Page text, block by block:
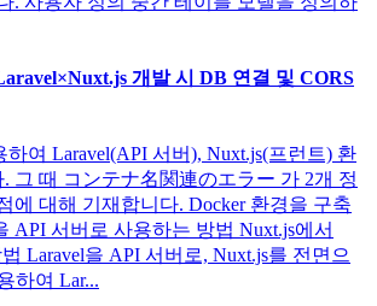
개발 시 DB 연결 및 CORS
하여 Laravel(API 서버), Nuxt.js(프런트) 환
그 때 コンテナ名関連のエラー 가 2개 정
에 대해 기재합니다. Docker 환경을 구축
API 서버로 사용하는 방법 Nuxt.js에서
Laravel을 API 서버로, Nuxt.js를 전면으
하여 Lar...